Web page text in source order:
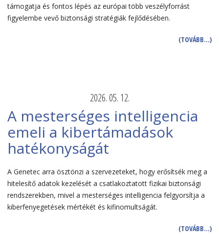
támogatja és fontos lépés az európai több veszélyforrást
figyelembe vevő biztonsági stratégiák fejlődésében.
(TOVÁBB…)
2026. 05. 12.
A mesterséges intelligencia
emeli a kibertámadások
hatékonyságát
A Genetec arra ösztönzi a szervezeteket, hogy erősítsék meg a
hitelesítő adatok kezelését a csatlakoztatott fizikai biztonsági
rendszerekben, mivel a mesterséges intelligencia felgyorsítja a
kiberfenyegetések mértékét és kifinomultságát.
(TOVÁBB…)